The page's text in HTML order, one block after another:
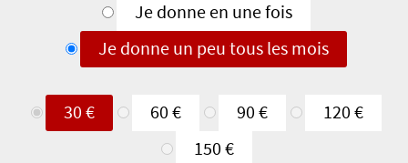
Je donne en une fois
Je donne un peu tous les mois
donne
30 € 60 € 90 €
120 €
150 €